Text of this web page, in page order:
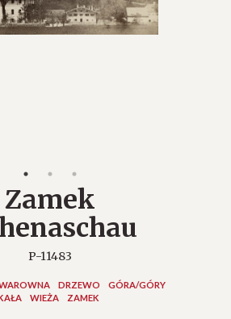
Zamek
P-11483
DRZEWO
GÓRA/GÓRY
WIEŻA ZAMEK